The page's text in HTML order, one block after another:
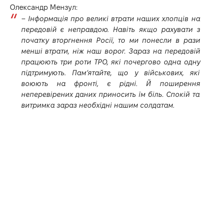
Олександр Мензул:
– Інформація про великі втрати наших хлопців на
передовій є неправдою. Навіть якщо рахувати з
початку вторгнення Росії, то ми понесли в рази
менші втрати, ніж наш ворог. Зараз на передовій
працюють три роти ТРО, які почергово одна одну
підтримують. Пам’ятайте, що у військових, які
воюють на фронті, є рідні. Й поширення
неперевірених даних приносить їм біль. Спокій та
витримка зараз необхідні нашим солдатам.